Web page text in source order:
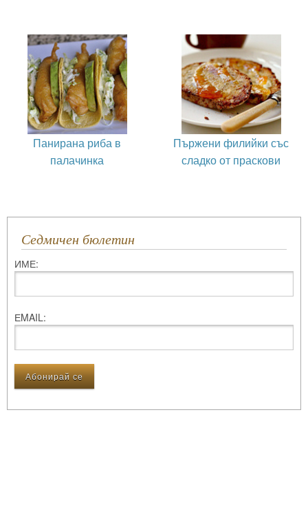
Панирана риба в
палачинка
Пържени филийки със
сладко от праскови
Седмичен бюлетин
ИМЕ:
ЕMAIL: